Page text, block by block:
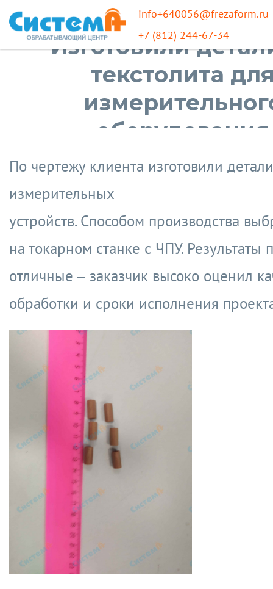
info+640056@frezaform.ru
+7 (812) 244-67-34
Изготовили
текстолита
оборудования
По чертежу клиента изготовили
измерительных
устройств. Способом производства
на токарном станке с ЧПУ. Результаты
отличные – заказчик высоко оценил
обработки и сроки исполнения